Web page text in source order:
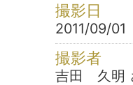
撮影日
2011/09/01
撮影者
吉田 久明